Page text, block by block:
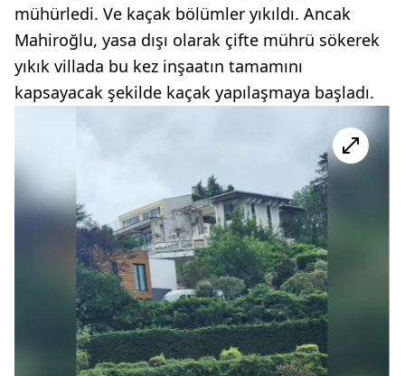
mühürledi. Ve kaçak bölümler yıkıldı. Ancak
Mahiroğlu, yasa dışı olarak çifte mührü sökerek
yıkık villada bu kez inşaatın tamamını
kapsayacak şekilde kaçak yapılaşmaya başladı.